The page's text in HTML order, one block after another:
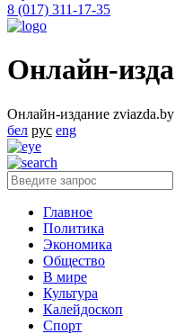
8 (017) 311-17-35
Онлайн-
Онлайн-издание zviazda.by
бел рус eng
Главное
Политика
Экономика
Общество
В мире
Культура
Калейдоскоп
Спорт